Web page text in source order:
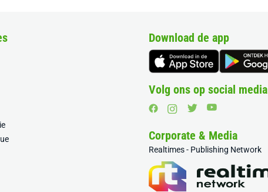
Download de app
Volg ons op social media
Corporate & Media
Realtimes - Publishing Network